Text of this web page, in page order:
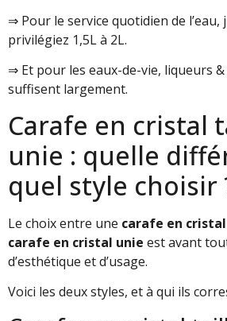
⇒ Pour le service quotidien de l’eau,
privilégiez 1,5L à 2L.
⇒ Et pour les eaux-de-vie, liqueurs
suffisent largement.
Carafe en cristal
unie : quelle
quel style choisir
Le choix entre une carafe en
carafe en cristal unie est avant
d’esthétique et d’usage.
Voici les deux styles, et à qui ils